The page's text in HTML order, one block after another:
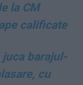
la CM
calificate
juca barajul-
cu